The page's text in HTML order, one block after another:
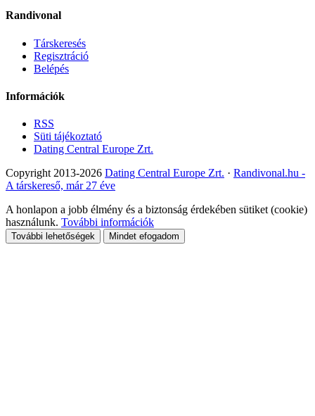
Randivonal
Társkeresés
Regisztráció
Belépés
Információk
RSS
Süti tájékoztató
Dating Central Europe Zrt.
Copyright 2013-2026 Dating Central Europe Zrt. · Randivonal.hu -
A társkereső, már 27 éve
A honlapon a jobb élmény és a biztonság érdekében sütiket (cookie)
használunk. További információk
További lehetőségek Mindet efogadom